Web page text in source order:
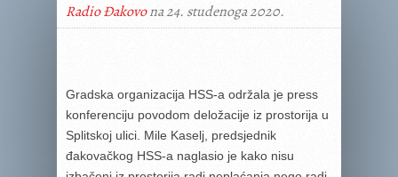
Radio Đakovona 24. studenoga 2020.
Gradska organizacija HSS-a održala je press
konferenciju povodom deložacije iz prostorija u
Splitskoj ulici. Mile Kaselj, predsjednik
đakovačkog HSS-a naglasio je kako nisu